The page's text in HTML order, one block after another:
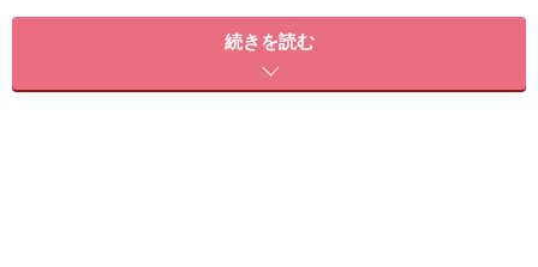
ンソレータム リップフォンデュ」の2色をご紹介しま
続きを読む